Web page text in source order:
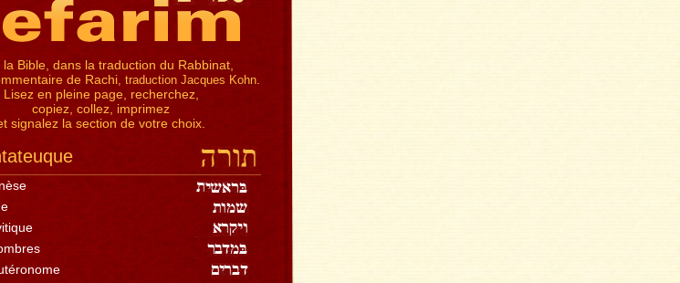
la Bible, dans la traduction du Rabbinat,
de Rachi, traduction Jacques Kohn.
Lisez en pleine page, recherchez,
copiez, collez, imprimez
signalez la section de votre choix.